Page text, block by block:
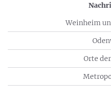
Weinheim
Orte